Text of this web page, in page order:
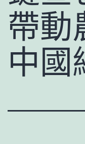
帶動
中國